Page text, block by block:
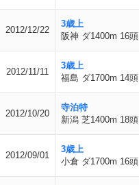
2012/12/22
3歳上
阪神 ダ1400m 16頭
2012/11/11
3歳上
福島 ダ1700m 14頭
2012/10/20
寺泊特
新潟 芝1400m 18頭
2012/09/01
3歳上
小倉 ダ1700m 16頭